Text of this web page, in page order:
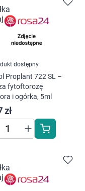
do Twoich
w
określić
dostępny
Proplant 722 SL –
fytoftorozę
i ogórka, 5ml
zł